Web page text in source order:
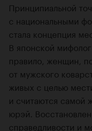
Принципиальной
с национальными
стала концепция
В японской
правило, женщин,
от мужского
живых с целью
и считаются самой
юрэй.
справедливости и